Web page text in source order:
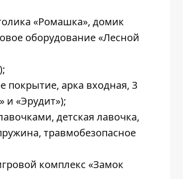
«Ромашка», домик
оборудование «Лесной
покрытие, арка входная, 3
и «Эрудит»);
детская лавочка,
травмобезопасное
комплекс «Замок